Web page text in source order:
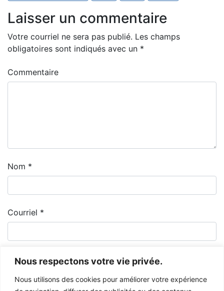
Nous respectons votre vie privée.
Nous utilisons des cookies pour améliorer votre expérience
Laisser un commentaire
Votre courriel ne sera pas publié. Les champs
obligatoires sont indiqués avec un *
Commentaire
Nom *
Courriel *